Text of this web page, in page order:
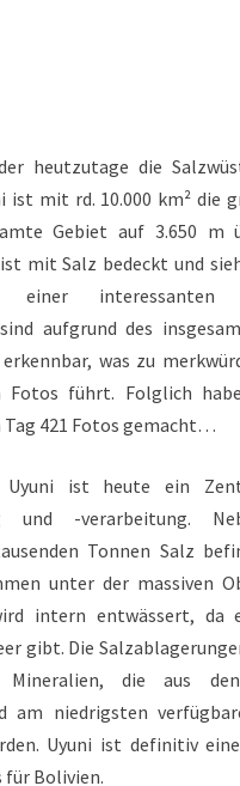
heutzutage die
ist mit rd. 10.000 km² die
Gebiet auf 3.650 m
mit Salz bedeckt und
interessanten
aufgrund des
was zu
Fotos führt. Folglich
Tag 421 Fotos gemacht…
Uyuni ist heute ein
und -verarbeitung.
Tonnen Salz
unter der massiven
intern entwässert, da
gibt. Die
Mineralien, die aus
am niedrigsten
Uyuni ist definitiv
für Bolivien.